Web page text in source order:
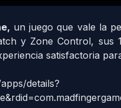
un juego que vale la
y Zone Control, sus
satisfactoria
details?